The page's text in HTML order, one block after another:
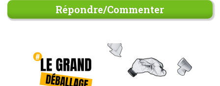
Répondre/Commenter